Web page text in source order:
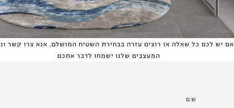
אם יש לכם כל שאלה או רוצים עזרה בבחירת השטיח המושלם, אנא צרו קשר
המעצבים שלנו ישמחו לדבר אתכם